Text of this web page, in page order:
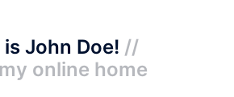
John Doe! //
online home